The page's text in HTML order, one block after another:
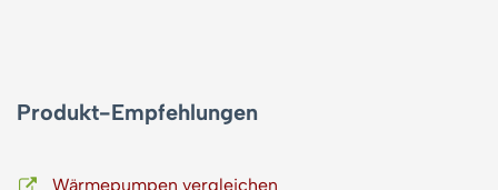
Produkt-Empfehlungen
Wärmepumpen vergleichen